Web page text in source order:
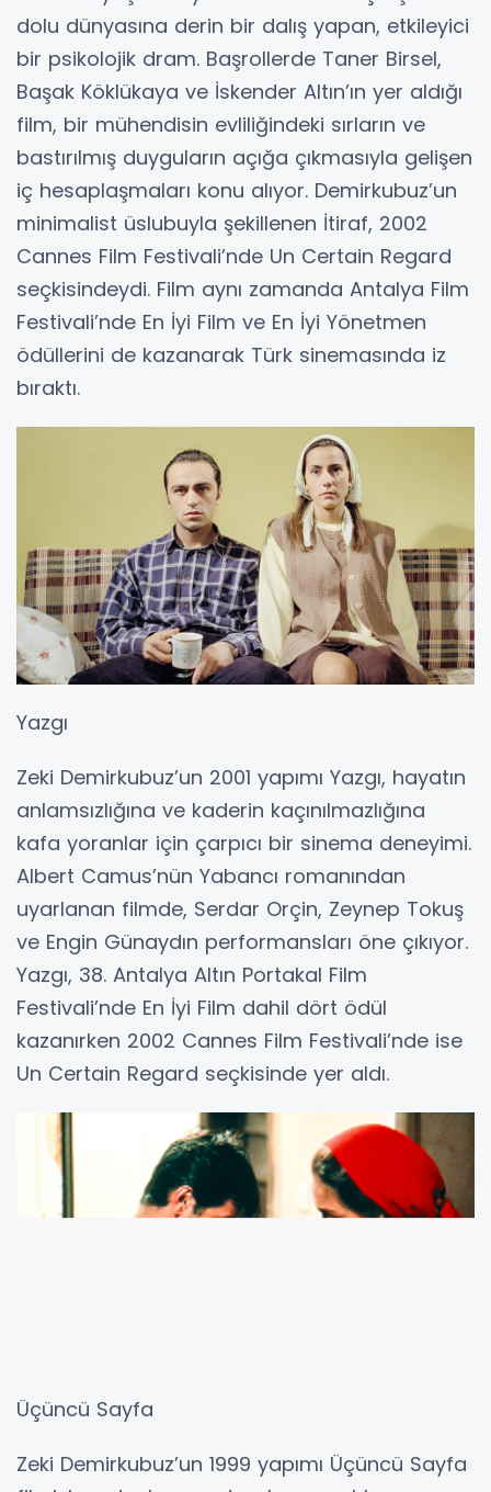
yer aldığı filmde, Demirkubuz’a Nurhayat
Kavrak, Nilüfer Açıkalın ve Eda Toksöz gibi
isimler eşlik ediyor. Suç ve Ceza’yı beyaz
perdeye uyarlamaya çalışan yönetmen
Ahmet’in, özel hayatındaki kayıtsızlık ve
yalnızlıkla yüzleşmesini konu alan film, 2004
Valencia Film Festivali’nde FIPRESCI Ödülü’nü
de kucakladı.
İtiraf
modern yaşamın yalnızlık ve ahlaki çelişkilerle
dolu dünyasına derin bir dalış yapan, etkileyici
bir psikolojik dram. Başrollerde Taner Birsel,
Başak Köklükaya ve İskender Altın’ın yer aldığı
film, bir mühendisin evliliğindeki sırların ve
bastırılmış duyguların açığa çıkmasıyla gelişen
iç hesaplaşmaları konu alıyor. Demirkubuz’un
minimalist üslubuyla şekillenen İtiraf, 2002
seçkisindeydi. Film aynı zamanda Antalya Film
Festivali’nde En İyi Film ve En İyi Yönetmen
ödüllerini de kazanarak Türk sinemasında iz
bıraktı.
Yazgı
Zeki Demirkubuz’un 2001 yapımı Yazgı, hayatın
Yazgı, 38. Antalya Altın Portakal Film
Festivali’nde En İyi Film dahil dört ödül